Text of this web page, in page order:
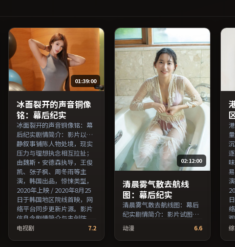
01:39:00
冰面裂开的声音铜像
铭：幕后纪实
冰面裂开的声音铜像铭：幕
后纪实剧情简介：影片以冷
静叙事铺陈人物处境，现实
压力与理想执念相互拉扯；
由魏斯·安德森执导，王俊
凯、张子枫、周冬雨等主
演，韩国出品，惊悚类型，
2020年上映 / 2020年8月25
日于韩国地区院线首映，网
络平台同步更新片源。影片
信息含剧情简介与主创阵
容，便于检索与比对。（国
电视剧 7.2
02:12:00
清晨雾气散去航线
图：幕后纪实
清晨雾气散去航线图：幕后
纪实剧情简介：影片试图追
题，人物关系在误会与和解
中演进；由朴赞郁执导，李
动漫 6.6